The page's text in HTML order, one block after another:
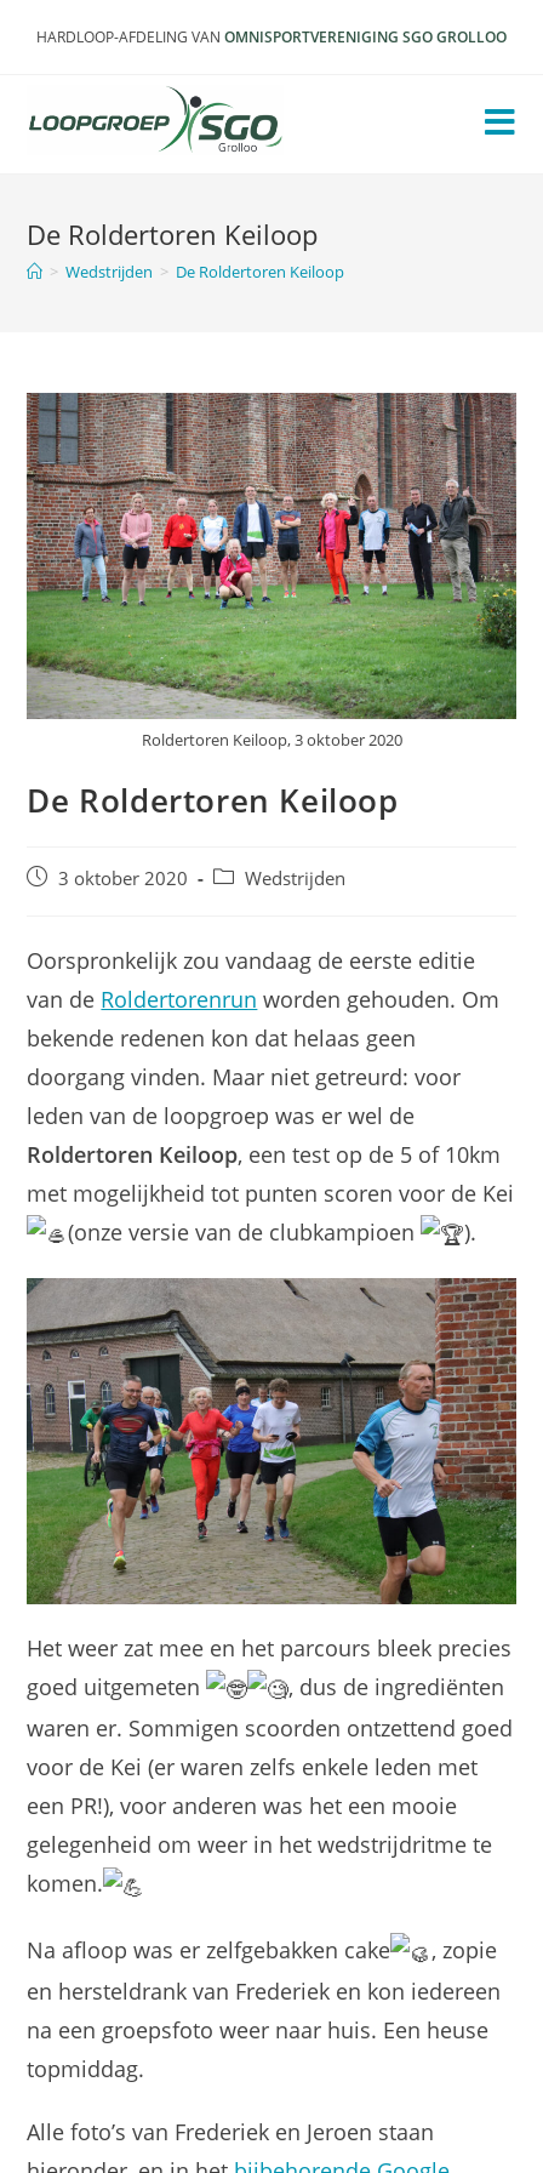
HARDLOOP-AFDELING VAN OMNISPORTVERENIGING SGO GROLLOO
De Roldertoren Keiloop
> Wedstrijden > De Roldertoren Keiloop
Roldertoren Keiloop, 3 oktober 2020
De Roldertoren Keiloop
Bericht3 oktober 2020 Berichtcategorie:
Wedstrijden
Oorspronkelijk zou vandaag de eerste editie
van de Roldertorenrun worden gehouden. Om
bekende redenen kon dat helaas geen
doorgang vinden. Maar niet getreurd: voor
leden van de loopgroep was er wel de
Roldertoren Keiloop, een test op de 5 of 10km
met mogelijkheid tot punten scoren voor de Kei
(onze versie van de clubkampioen
).
Het weer zat mee en het parcours bleek precies
goed uitgemeten
, dus de ingrediënten
waren er. Sommigen scoorden ontzettend goed
voor de Kei (er waren zelfs enkele leden met
een PR!), voor anderen was het een mooie
gelegenheid om weer in het wedstrijdritme te
komen.
Na afloop was er zelfgebakken cake
, zopie
en hersteldrank van Frederiek en kon iedereen
na een groepsfoto weer naar huis. Een heuse
topmiddag.
Alle foto’s van Frederiek en Jeroen staan